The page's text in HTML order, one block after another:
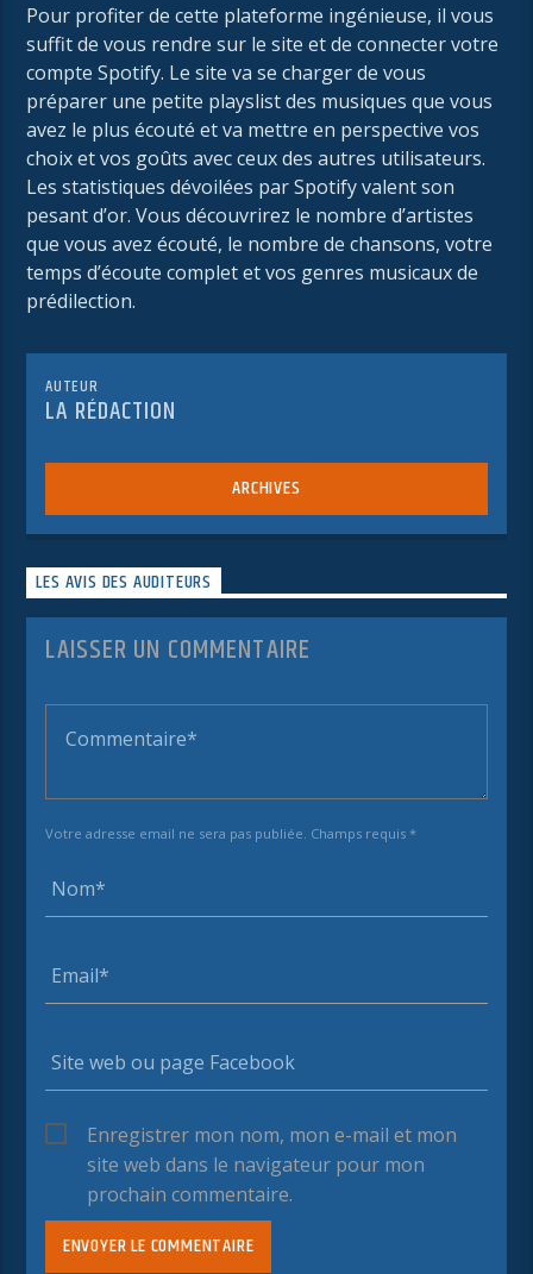
Pour profiter de cette plateforme ingénieuse, il vous
suffit de vous rendre sur le site et de connecter votre
compte Spotify. Le site va se charger de vous
préparer une petite playslist des musiques que vous
avez le plus écouté et va mettre en perspective vos
choix et vos goûts avec ceux des autres utilisateurs.
Les statistiques dévoilées par Spotify valent son
pesant d’or. Vous découvrirez le nombre d’artistes
que vous avez écouté, le nombre de chansons, votre
temps d’écoute complet et vos genres musicaux de
prédilection.
AUTEUR
LA RÉDACTION
ARCHIVES
LES AVIS DES AUDITEURS
LAISSER UN COMMENTAIRE
Votre adresse email ne sera pas publiée. Champs requis *
Enregistrer mon nom, mon e-mail et mon
site web dans le navigateur pour mon
prochain commentaire.